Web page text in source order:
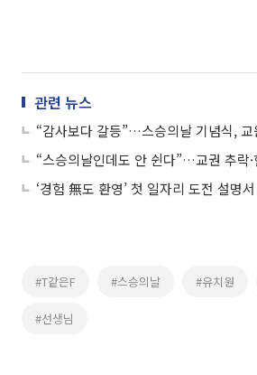
관련 뉴스
“감사보다 갈등”…스승의날 기념식,
‘경험 無도 환영’ 첫 일자리 도전 설명서
#T같은F #스승의날 #유치원
#선생님